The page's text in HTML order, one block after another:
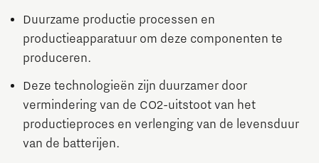
Duurzame productie processen en
productieapparatuur om deze componenten te
produceren.
Deze technologieën zijn duurzamer door
vermindering van de CO2-uitstoot van het
productieproces en verlenging van de levensduur
van de batterijen.